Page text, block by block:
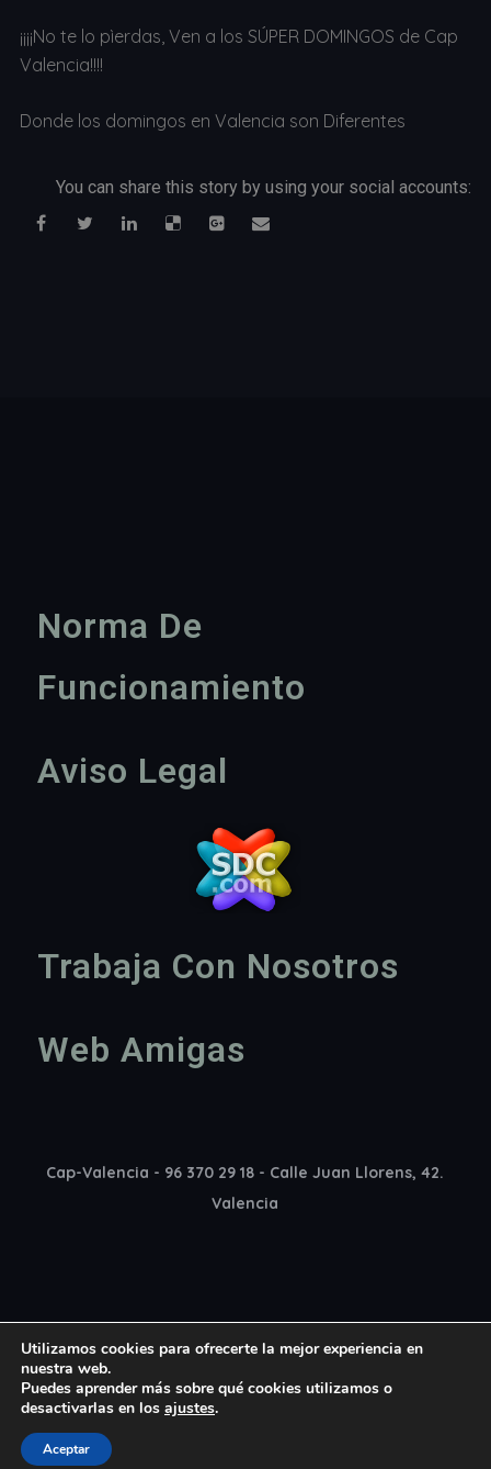
¡¡¡¡No te lo pìerdas, Ven a los SÚPER DOMINGOS de Cap
Valencia!!!!
Donde los domingos en Valencia son Diferentes
You can share this story by using your social accounts:
Norma De
Funcionamiento
Aviso Legal
Trabaja Con Nosotros
Web Amigas
Cap-Valencia - 96 370 29 18 - Calle Juan Llorens, 42.
Valencia
Copyright 2022 Cap Madrid © All rights reserved
Utilizamos cookies para ofrecerte la mejor experiencia en
nuestra web.
Puedes aprender más sobre qué cookies utilizamos o
desactivarlas en los ajustes.
Aceptar